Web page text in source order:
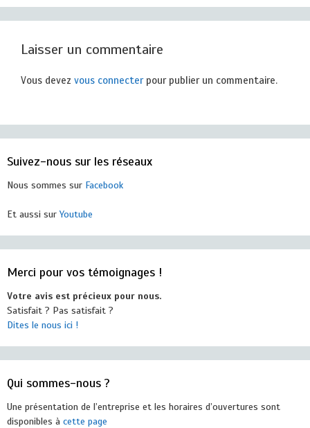
Laisser un commentaire
Vous devez vous connecterpour publier un commentaire.
Suivez-nous sur les réseaux
Nous sommes sur Facebook
Et aussi surYoutube
Merci pour vos témoignages !
Votre avis est précieux pour nous.
Satisfait ? Pas satisfait ?
Dites le nous ici !
Qui sommes-nous ?
Une présentation de l’entreprise et les horaires d’ouvertures sont
disponibles à cette page